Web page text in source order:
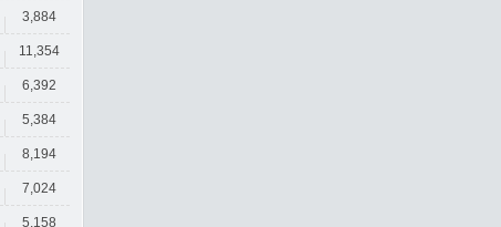
3,884
11,354
6,392
5,384
8,194
7,024
5,158